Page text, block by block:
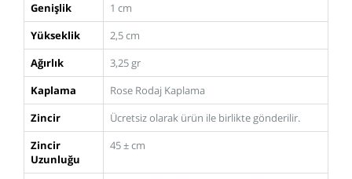
Genişlik
1 cm
Yükseklik
2,5 cm
Ağırlık
3,25 gr
Kaplama
Rose Rodaj Kaplama
Zincir
Ücretsiz olarak ürün ile birlikte gönderilir.
Zincir
Uzunluğu
45 ± cm